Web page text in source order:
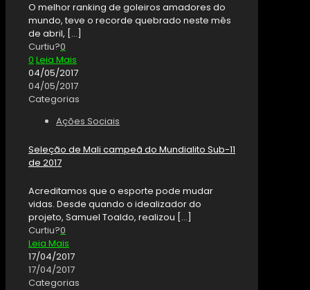
O melhor ranking de goleiros amadores do
mundo, teve o recorde quebrado neste mês
de abril, […]
Curtiu?0
0 Leia Mais
04/05/2017
04/05/2017
Categorias
Ações Sociais
Seleção de Mali campeã do Mundialito Sub-11
de 2017
Acreditamos que o esporte pode mudar
vidas. Desde quando o idealizador do
projeto, Samuel Toaldo, realizou […]
Curtiu?0
Leia Mais
17/04/2017
17/04/2017
Categorias